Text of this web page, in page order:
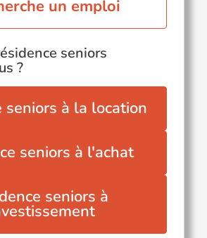
un emploi
seniors
?
seniors à la location
seniors à l'achat
seniors à